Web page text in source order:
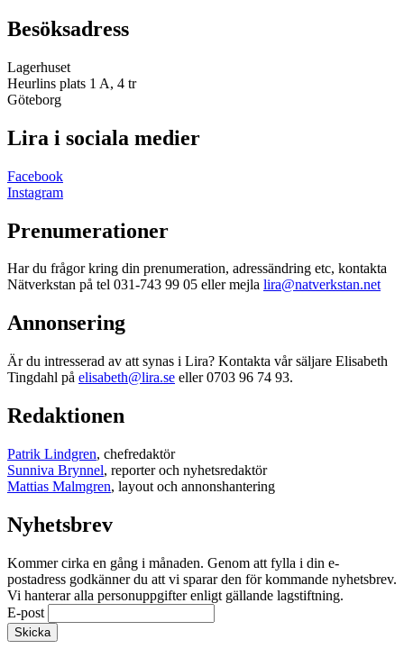
Besöksadress
Lagerhuset
Heurlins plats 1 A, 4 tr
Göteborg
Lira i sociala medier
Facebook
Instagram
Prenumerationer
Har du frågor kring din prenumeration, adressändring etc, kontakta
Nätverkstan på tel 031-743 99 05 eller mejla lira@natverkstan.net
Annonsering
Är du intresserad av att synas i Lira? Kontakta vår säljare Elisabeth
Tingdahl på elisabeth@lira.se eller 0703 96 74 93.
Redaktionen
Patrik Lindgren, chefredaktör
Sunniva Brynnel, reporter och nyhetsredaktör
Mattias Malmgren, layout och annonshantering
Nyhetsbrev
Kommer cirka en gång i månaden. Genom att fylla i din e-
postadress godkänner du att vi sparar den för kommande nyhetsbrev.
Vi hanterar alla personuppgifter enligt gällande lagstiftning.
E-post